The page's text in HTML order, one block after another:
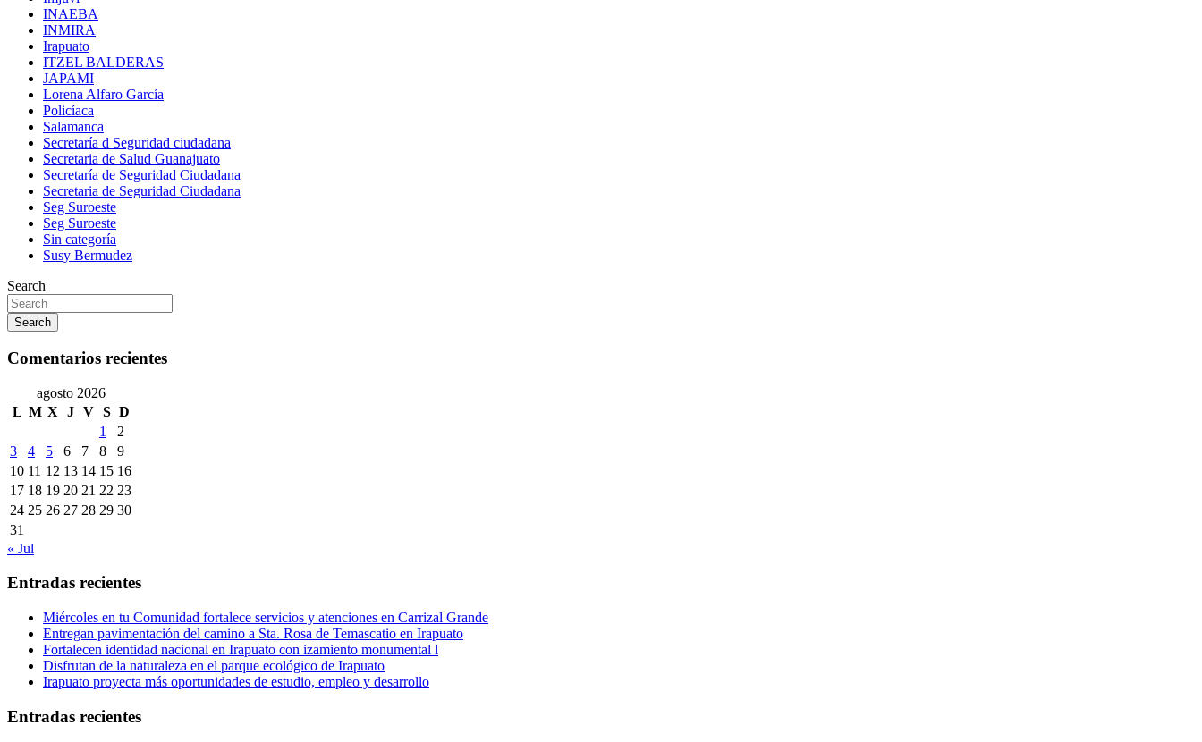
INAEBA
INMIRA
Irapuato
ITZEL BALDERAS
JAPAMI
Lorena Alfaro García
Policíaca
Salamanca
Secretaría d Seguridad ciudadana
Secretaria de Salud Guanajuato
Secretaría de Seguridad Ciudadana
Secretaria de Seguridad Ciudadana
Seg Suroeste
Seg Suroeste
Sin categoría
Susy Bermudez
Search
Search
Comentarios recientes
agosto 2026
L M X J V S D
1
2
3
4 5 6 7 8
9
10 11 12 13 14 15 16
17 18 19 20 21 22 23
24 25 26 27 28 29 30
31
« Jul
Entradas recientes
Miércoles en tu Comunidad fortalece servicios y atenciones en Carrizal Grande
Entregan pavimentación del camino a Sta. Rosa de Temascatio en Irapuato
Fortalecen identidad nacional en Irapuato con izamiento monumental l
Disfrutan de la naturaleza en el parque ecológico de Irapuato
Irapuato proyecta más oportunidades de estudio, empleo y desarrollo
Entradas recientes